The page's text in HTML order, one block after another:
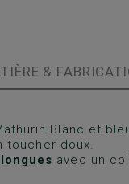
&
Blanc et
toucher doux.
avec un